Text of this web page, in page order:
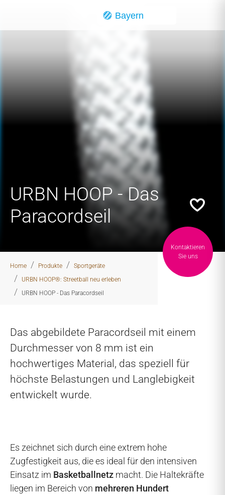
Bayern
URBN HOOP - Das
Paracordseil
Kontaktieren
Sie uns
Home Produkte
Sportgeräte
URBN HOOP®: Streetball neu erleben
URBN HOOP - Das Paracordseil
Das abgebildete Paracordseil mit einem
Durchmesser von 8 mm ist ein
hochwertiges Material, das speziell für
höchste Belastungen und Langlebigkeit
entwickelt wurde.
Es zeichnet sich durch eine extrem hohe
Zugfestigkeit aus, die es ideal für den intensiven
Einsatz im Basketballnetz macht. Die Haltekräfte
liegen im Bereich von mehreren Hundert